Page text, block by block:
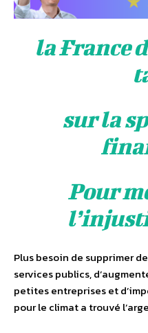
la France
sur la
Pour
Plus besoin de supprimer
services publics,
petites entreprises et
pour le climat a trouvé